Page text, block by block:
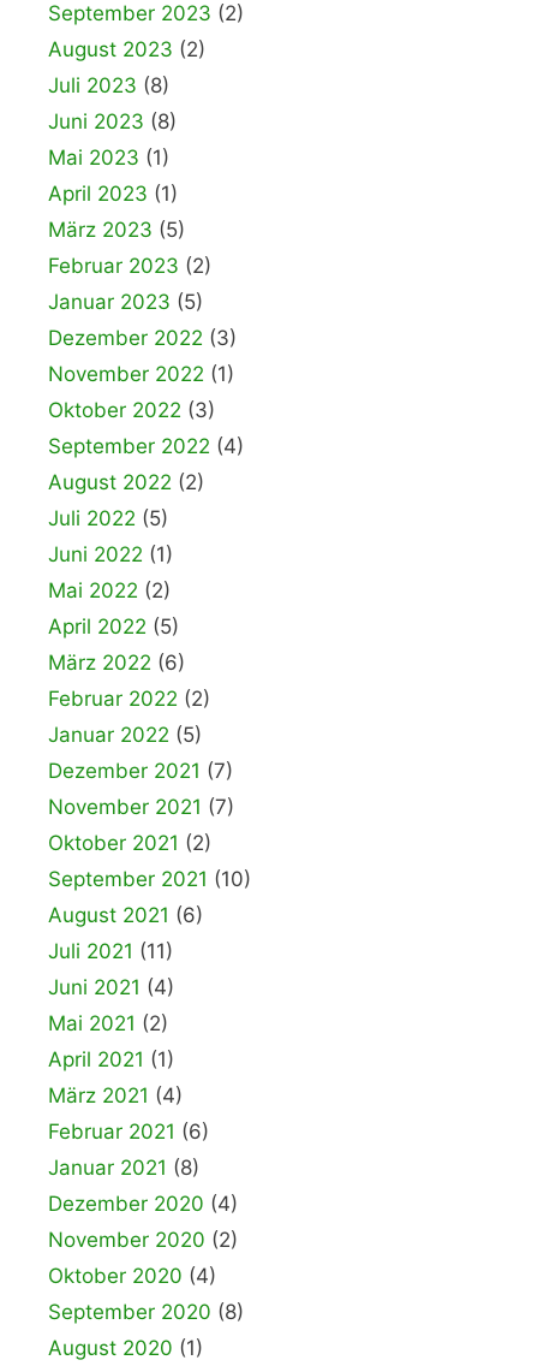
September 2023 (2)
August 2023 (2)
Juli 2023 (8)
Juni 2023 (8)
Mai 2023 (1)
April 2023 (1)
März 2023 (5)
Februar 2023 (2)
Januar 2023 (5)
Dezember 2022 (3)
November 2022 (1)
Oktober 2022 (3)
September 2022 (4)
August 2022 (2)
Juli 2022 (5)
Juni 2022 (1)
Mai 2022 (2)
April 2022 (5)
März 2022 (6)
Februar 2022 (2)
Januar 2022 (5)
Dezember 2021 (7)
November 2021 (7)
Oktober 2021 (2)
September 2021 (10)
August 2021 (6)
Juli 2021 (11)
Juni 2021 (4)
Mai 2021 (2)
April 2021 (1)
März 2021 (4)
Februar 2021 (6)
Januar 2021 (8)
Dezember 2020 (4)
November 2020 (2)
Oktober 2020 (4)
September 2020 (8)
August 2020 (1)